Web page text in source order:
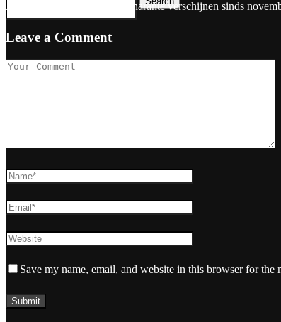
Artikelen van Maaike van Charante verschijnen sinds
Leave a Comment
Save my name, email, and website in this browser for the